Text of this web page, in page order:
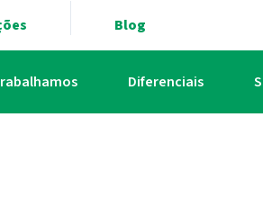
Blog
Diferenciais